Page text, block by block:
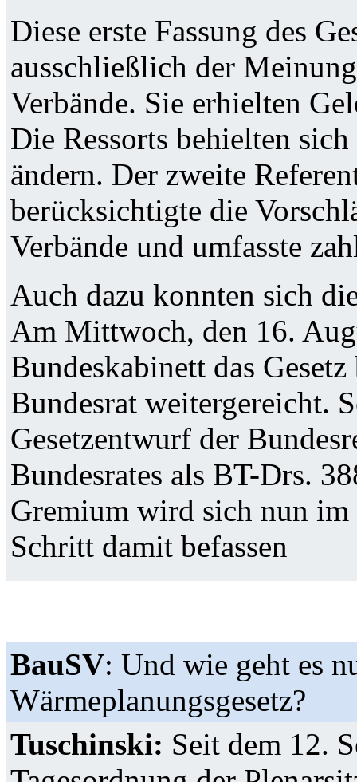
Diese erste Fassung des
ausschließlich der
Verbände. Sie erhielten
Die Ressorts behielten
ändern. Der zweite
berücksichtigte die
Verbände und umfasste
Auch dazu konnten sich
Am Mittwoch, den 16.
Bundeskabinett das
Bundesrat weitergereicht.
Gesetzentwurf der
Bundesrates als BT-Drs.
Gremium wird sich nun im
Schritt damit befassen
BauSV: Und wie geht es
Wärmeplanungsgesetz?
Tuschinski: Seit dem 12.